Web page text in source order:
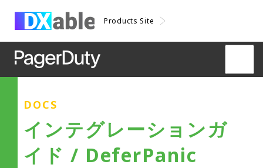
Products Site
DOCS
インテグレーションガ
イド / DeferPanic